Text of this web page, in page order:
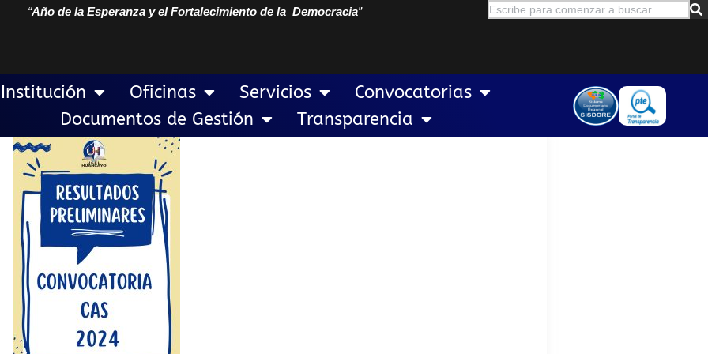
“Año de la Esperanza y el Fortalecimiento de la Democracia”
Institución Oficinas Servicios
Convocatorias
Documentos de Gestión
Transparencia